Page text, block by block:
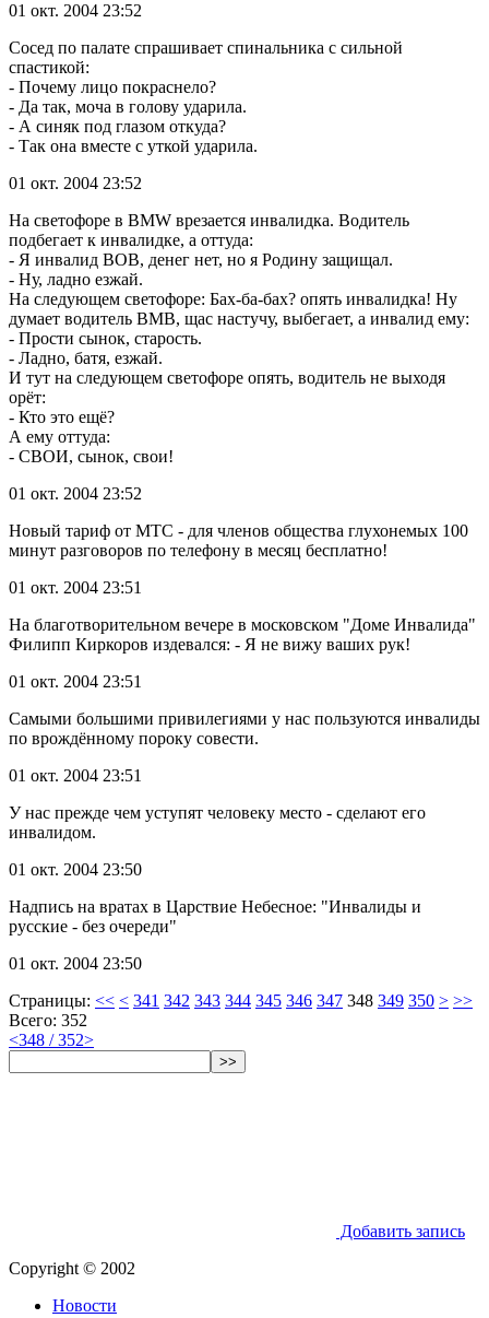
01 окт. 2004 23:52
Сосед по палате спрашивает спинальника с сильной
спастикой:
- Почему лицо покраснело?
- Да так, моча в голову ударила.
- А синяк под глазом откуда?
- Так она вместе с уткой ударила.
01 окт. 2004 23:52
На светофоре в BMW врезается инвалидка. Водитель
подбегает к инвалидке, а оттуда:
- Я инвалид ВОВ, денег нет, но я Родину защищал.
- Ну, ладно езжай.
На следующем светофоре: Бах-ба-бах? опять инвалидка! Ну
думает водитель ВМВ, щас настучу, выбегает, а инвалид ему:
- Прости сынок, старость.
- Ладно, батя, езжай.
И тут на следующем светофоре опять, водитель не выходя
орёт:
- Кто это ещё?
А ему оттуда:
- СВОИ, сынок, свои!
01 окт. 2004 23:52
Новый тариф от МТС - для членов общества глухонемых 100
минут разговоров по телефону в месяц бесплатно!
01 окт. 2004 23:51
На благотворительном вечере в московском "Доме Инвалида"
Филипп Киркоров издевался: - Я не вижу ваших рук!
01 окт. 2004 23:51
Самыми большими привилегиями у нас пользуются инвалиды
по врождённому пороку совести.
01 окт. 2004 23:51
У нас прежде чем уступят человеку место - сделают его
инвалидом.
01 окт. 2004 23:50
Надпись на вратах в Царствие Небесное: "Инвалиды и
русские - без очереди"
01 окт. 2004 23:50
Страницы: << < 341 342 343 344 345 346 347 348 349 350 > >>
Всего: 352
<348 / 352>
>>
Добавить запись
Copyright © 2002
Новости